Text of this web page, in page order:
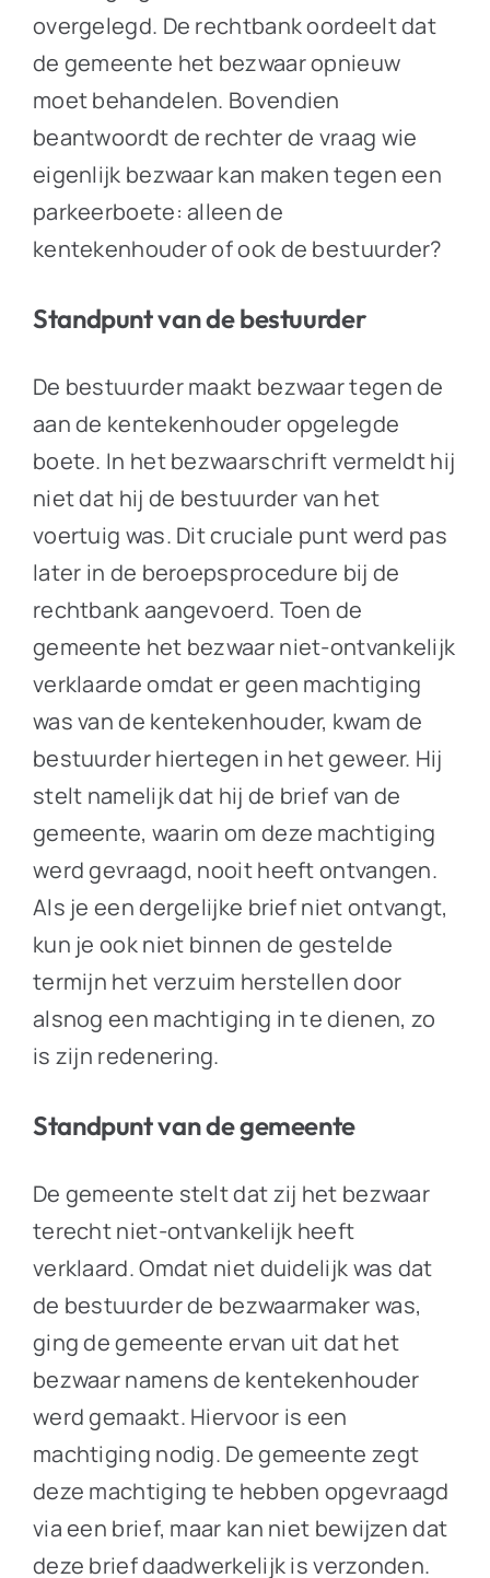
overgelegd. De rechtbank oordeelt dat
de gemeente het bezwaar opnieuw
moet behandelen. Bovendien
beantwoordt de rechter de vraag wie
eigenlijk bezwaar kan maken tegen een
parkeerboete: alleen de
kentekenhouder of ook de bestuurder?
Standpunt van de bestuurder
De bestuurder maakt bezwaar tegen de
aan de kentekenhouder opgelegde
boete. In het bezwaarschrift vermeldt hij
niet dat hij de bestuurder van het
voertuig was. Dit cruciale punt werd pas
later in de beroepsprocedure bij de
rechtbank aangevoerd. Toen de
gemeente het bezwaar niet-ontvankelijk
verklaarde omdat er geen machtiging
was van de kentekenhouder, kwam de
bestuurder hiertegen in het geweer. Hij
stelt namelijk dat hij de brief van de
gemeente, waarin om deze machtiging
werd gevraagd, nooit heeft ontvangen.
Als je een dergelijke brief niet ontvangt,
kun je ook niet binnen de gestelde
termijn het verzuim herstellen door
alsnog een machtiging in te dienen, zo
is zijn redenering.
Standpunt van de gemeente
De gemeente stelt dat zij het bezwaar
terecht niet-ontvankelijk heeft
verklaard. Omdat niet duidelijk was dat
de bestuurder de bezwaarmaker was,
ging de gemeente ervan uit dat het
bezwaar namens de kentekenhouder
werd gemaakt. Hiervoor is een
machtiging nodig. De gemeente zegt
deze machtiging te hebben opgevraagd
via een brief, maar kan niet bewijzen dat
deze brief daadwerkelijk is verzonden.